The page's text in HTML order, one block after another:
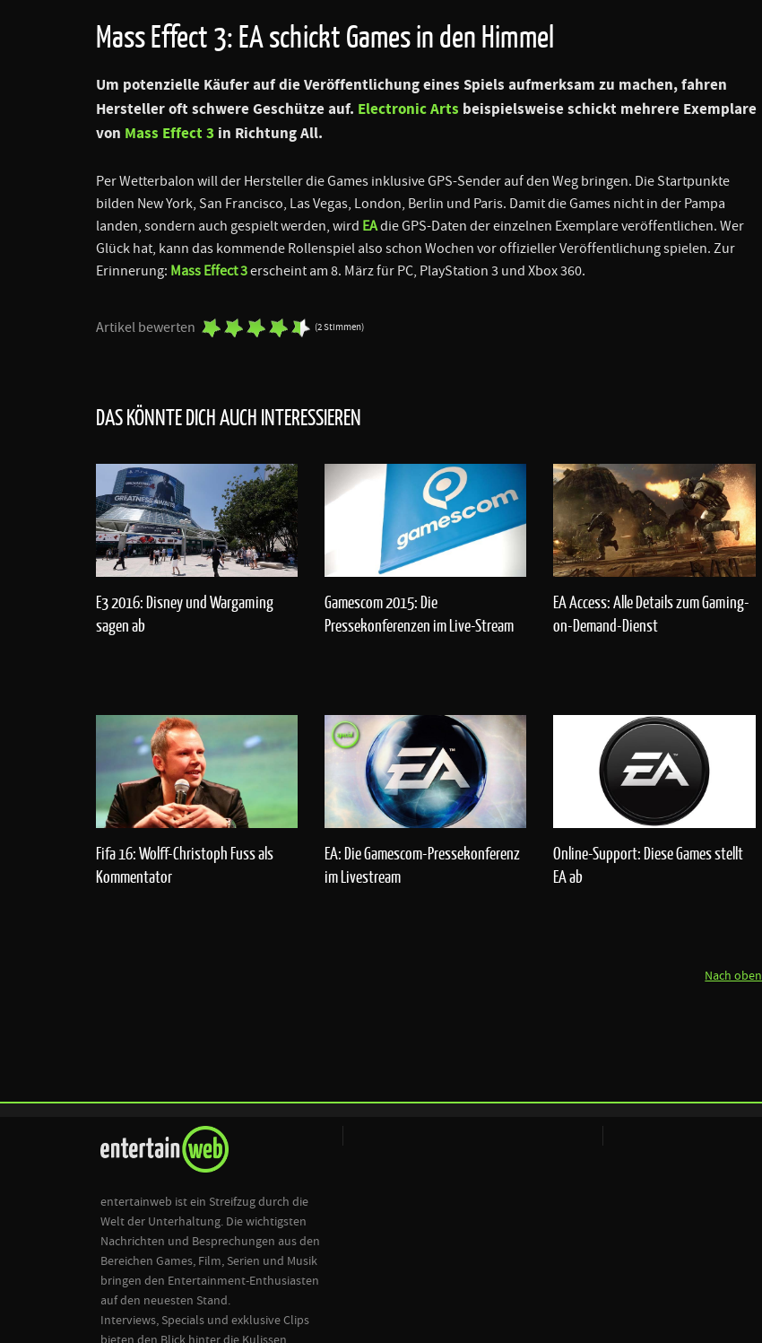
Mass Effect 3: EA schickt Games in den Himmel
Um potenzielle Käufer auf die Veröffentlichung eines Spiels aufmerksam zu machen, fahren
Hersteller oft schwere Geschütze auf. Electronic Arts beispielsweise schickt mehrere Exemplare
von Mass Effect 3 in Richtung All.
Per Wetterbalon will der Hersteller die Games inklusive GPS-Sender auf den Weg bringen. Die Startpunkte
bilden New York, San Francisco, Las Vegas, London, Berlin und Paris. Damit die Games nicht in der Pampa
landen, sondern auch gespielt werden, wird EAdie GPS-Daten der einzelnen Exemplare veröffentlichen. Wer
Glück hat, kann das kommende Rollenspiel also schon Wochen vor offizieller Veröffentlichung spielen. Zur
Erinnerung: Mass Effect 3erscheint am 8. März für PC, PlayStation 3 und Xbox 360.
Artikel bewerten (2 Stimmen)
DAS KÖNNTE DICH AUCH INTERESSIEREN
E3 2016: Disney und Wargaming
sagen ab
Gamescom 2015: Die
Pressekonferenzen im Live-Stream
EA Access: Alle Details zum Gaming-
on-Demand-Dienst
Fifa 16: Wolff-Christoph Fuss als
Kommentator
EA: Die Gamescom-Pressekonferenz
im Livestream
Online-Support: Diese Games stellt
EA ab
Nach oben
entertainweb ist ein Streifzug durch die
Welt der Unterhaltung. Die wichtigsten
Nachrichten und Besprechungen aus den
Bereichen Games, Film, Serien und Musik
bringen den Entertainment-Enthusiasten
auf den neuesten Stand.
Interviews, Specials und exklusive Clips